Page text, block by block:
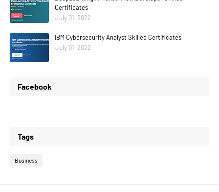
Certificates
July 01, 2022
IBM Cybersecurity Analyst Skilled Certificates
July 01, 2022
Facebook
Tags
Business